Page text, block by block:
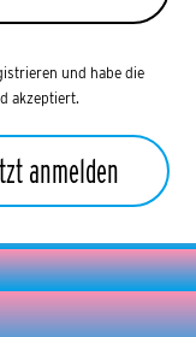
und habe die
akzeptiert.